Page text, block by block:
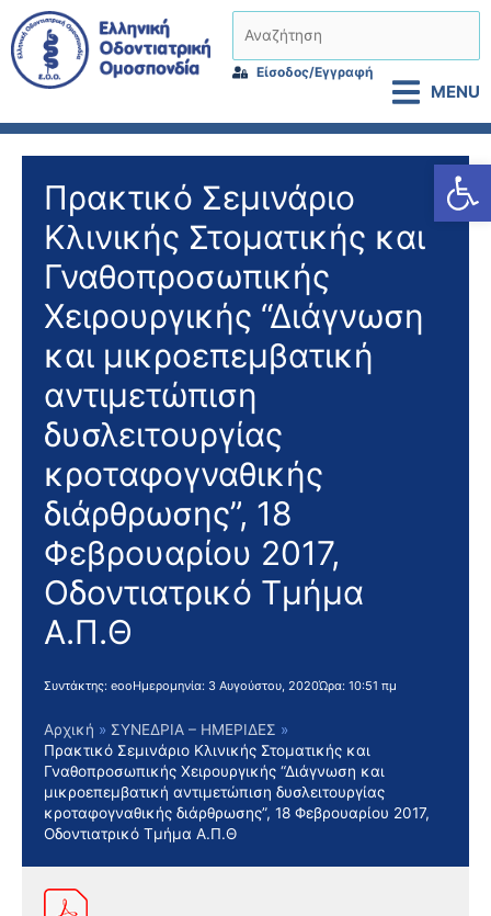
Μετάβαση
στο
περιεχόμενο
Είσοδος/Εγγραφή
MENU
Πρακτικό Σεμινάριο
Κλινικής Στοματικής και
Γναθοπροσωπικής
Χειρουργικής “Διάγνωση
και μικροεπεμβατική
αντιμετώπιση
δυσλειτουργίας
κροταφογναθικής
διάρθρωσης”, 18
Φεβρουαρίου 2017,
Οδοντιατρικό Τμήμα
Α.Π.Θ
Συντάκτης: eooΗμερομηνία: 3 Αυγούστου, 2020Ώρα: 10:51 πμ
Αρχική
ΣΥΝΕΔΡΙΑ – ΗΜΕΡΙΔΕΣ
Πρακτικό Σεμινάριο Κλινικής Στοματικής και
Γναθοπροσωπικής Χειρουργικής “Διάγνωση και
μικροεπεμβατική αντιμετώπιση δυσλειτουργίας
κροταφογναθικής διάρθρωσης”, 18 Φεβρουαρίου 2017,
Οδοντιατρικό Τμήμα Α.Π.Θ